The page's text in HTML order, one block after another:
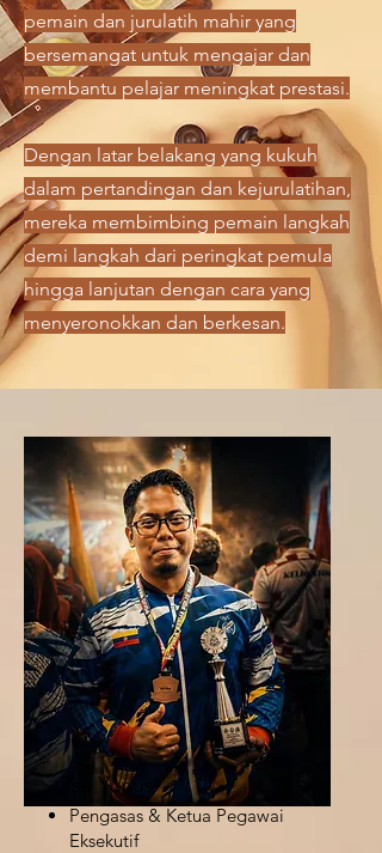
pemain dan jurulatih mahir yang
bersemangat untuk mengajar dan
membantu pelajar meningkat prestasi.
Dengan latar belakang yang kukuh
dalam pertandingan dan kejurulatihan,
mereka membimbing pemain langkah
demi langkah dari peringkat pemula
hingga lanjutan dengan cara yang
menyeronokkan dan berkesan.
Isa Yunus
Pengasas & Ketua Pegawai
Eksekutif